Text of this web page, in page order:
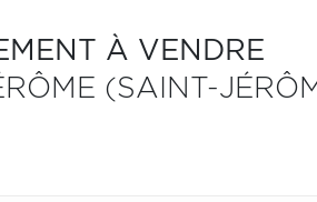
À VENDRE
(SAINT-